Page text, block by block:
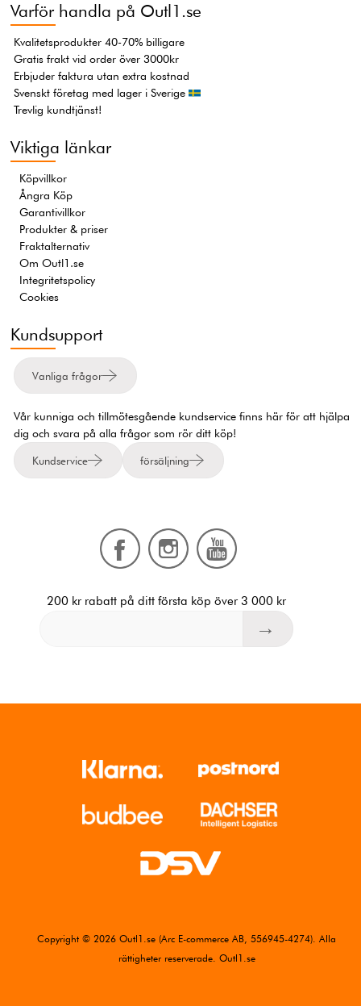
Varför handla på Outl1.se
Kvalitetsprodukter 40-70% billigare
Gratis frakt vid order över 3000kr
Erbjuder faktura utan extra kostnad
Svenskt företag med lager i Sverige
Trevlig kundtjänst!
Viktiga länkar
Köpvillkor
Ångra Köp
Garantivillkor
Produkter & priser
Fraktalternativ
Om Outl1.se
Integritetspolicy
Cookies
Kundsupport
Vanliga frågor
Vår kunniga och tillmötesgående kundservice finns här för att hjälpa
dig och svara på alla frågor som rör ditt köp!
Kundservice försäljning
200 kr rabatt på ditt första köp över 3 000 kr
Copyright © 2026 Outl1.se (Arc E-commerce AB, 556945-4274). Alla
rättigheter reserverade. Outl1.se